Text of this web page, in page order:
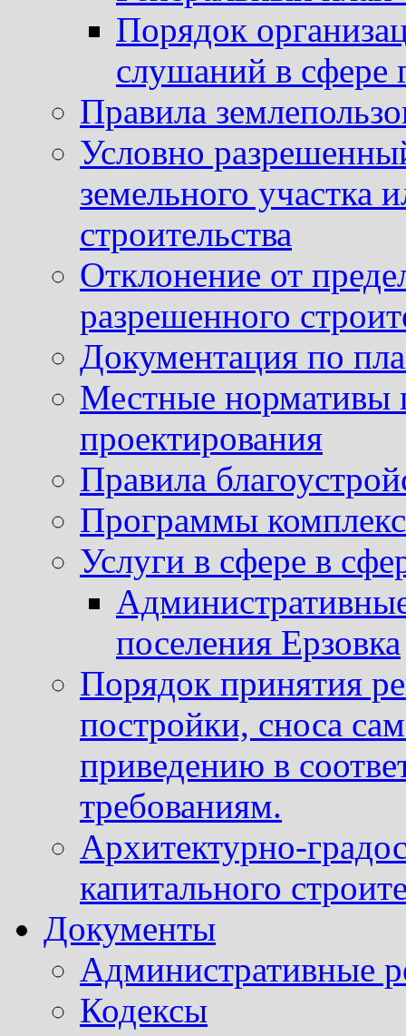
Порядок
слушаний в сфере
Правила
Условно
земельного участка
строительства
Отклонение от
разрешенного
Документация по
Местные нормативы
проектирования
Правила
Программы
Услуги в сфере в
поселения Ерзовка
Порядок принятия
постройки, сноса
приведению в
требованиям.
Архитектурно-
капитального
Документы
Административные
Кодексы